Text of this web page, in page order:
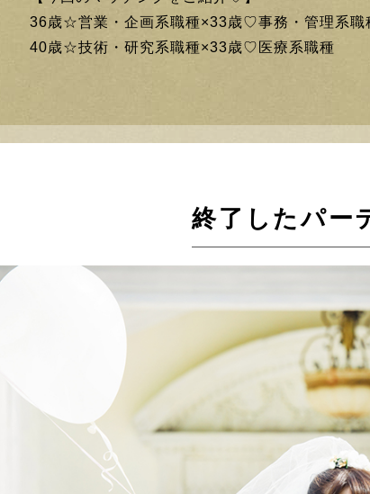
36歳☆営業・企画系職種×33歳♡事務・管理系職
40歳☆技術・研究系職種×33歳♡医療系職種
終了したパー